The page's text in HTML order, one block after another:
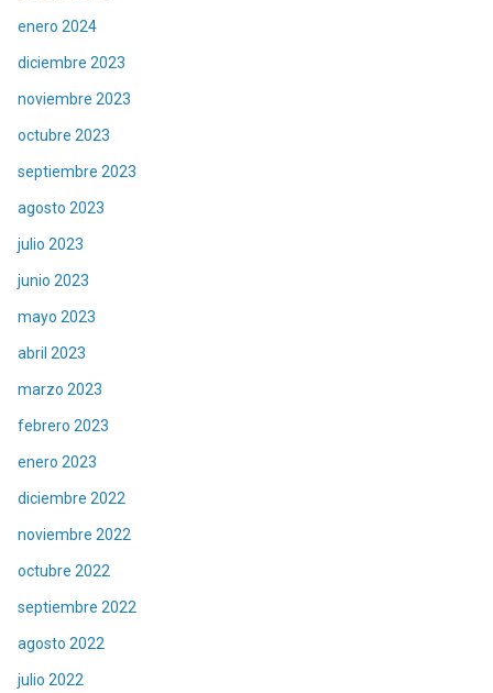
enero 2024
diciembre 2023
noviembre 2023
octubre 2023
septiembre 2023
agosto 2023
julio 2023
junio 2023
mayo 2023
abril 2023
marzo 2023
febrero 2023
enero 2023
diciembre 2022
noviembre 2022
octubre 2022
septiembre 2022
agosto 2022
julio 2022